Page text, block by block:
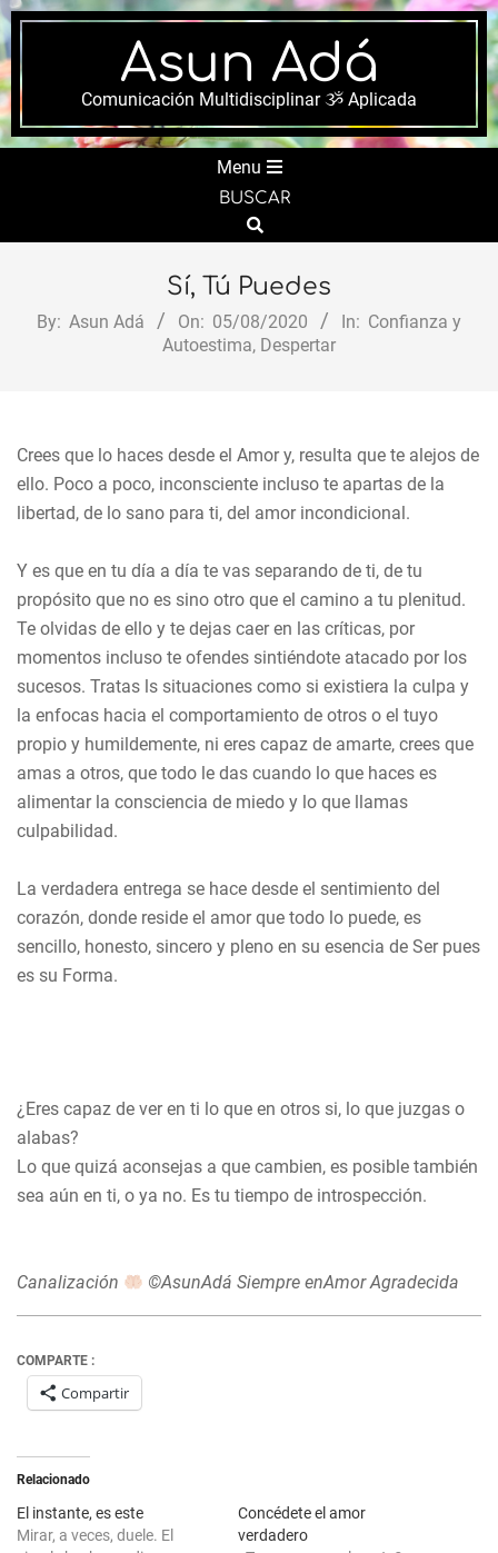
Skip
to
content
Asun Adá
Comunicación Multidisciplinar ૐ Aplicada
Menu
BUSCAR
Search
Sí, Tú Puedes
By: Asun Adá On: 05/08/2020 In: Confianza y
Autoestima, Despertar
Crees que lo haces desde el Amor y, resulta que te alejos de
ello. Poco a poco, inconsciente incluso te apartas de la
libertad, de lo sano para ti, del amor incondicional.
Y es que en tu día a día te vas separando de ti, de tu
propósito que no es sino otro que el camino a tu plenitud.
Te olvidas de ello y te dejas caer en las críticas, por
momentos incluso te ofendes sintiéndote atacado por los
sucesos. Tratas ls situaciones como si existiera la culpa y
la enfocas hacia el comportamiento de otros o el tuyo
propio y humildemente, ni eres capaz de amarte, crees que
amas a otros, que todo le das cuando lo que haces es
alimentar la consciencia de miedo y lo que llamas
culpabilidad.
La verdadera entrega se hace desde el sentimiento del
corazón, donde reside el amor que todo lo puede, es
sencillo, honesto, sincero y pleno en su esencia de Ser pues
es su Forma.
¿Eres capaz de ver en ti lo que en otros si, lo que juzgas o
alabas?
Lo que quizá aconsejas a que cambien, es posible también
sea aún en ti, o ya no. Es tu tiempo de introspección.
Canalización ©AsunAdá Siempre enAmor Agradecida
COMPARTE :
Compartir
Relacionado
El instante, es este
Mirar, a veces, duele. El
Concédete el amor
verdadero